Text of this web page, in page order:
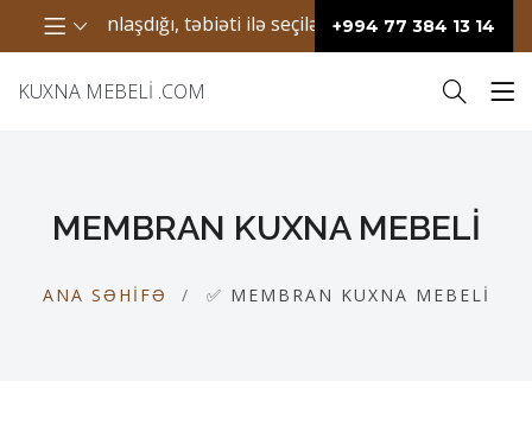
təbiəti ilə seçilən bir ərazidir. Bura həm gözəl
+994 77 384 13 14
KUXNA MEBELI .COM
MEMBRAN KUXNA MEBELI
ANA SƏHIFƏ ✅ MEMBRAN KUXNA MEBELI